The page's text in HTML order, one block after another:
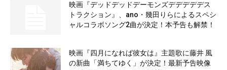
映画『デッドデッドデーモンズデデデデデス
トラクション』、ano・幾田りらによるスペシ
ャルコラボソング2曲が決定！本予告も解禁！
映画『四月になれば彼女は』主題歌に藤井 風
の新曲「満ちてゆく」が決定！最新予告映像